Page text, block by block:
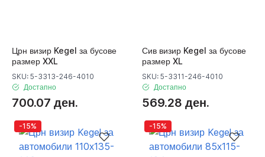
Црн визир Kegel за бусове
размер XXL
SKU: 5-3313-246-4010
Достапно
700.07 ден.
Сив визир Kegel за бусове
размер XL
SKU: 5-3311-246-4010
Достапно
569.28 ден.
-15% -15%